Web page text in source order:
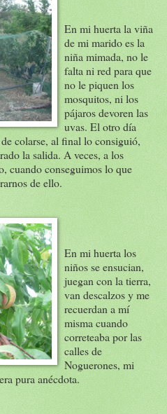
En mi huerta la viña
de mi marido es la
niña mimada, no le
falta ni red para que
no le piquen los
mosquitos, ni los
pájaros devoren las
uvas. El otro día
colarse, al final lo consiguió,
la salida. A veces, a los
cuando conseguimos lo que
de ello.
En mi huerta los
niños se ensucian,
juegan con la tierra,
van descalzos y me
recuerdan a mí
misma cuando
correteaba por las
calles de
Noguerones, mi
pura anécdota.